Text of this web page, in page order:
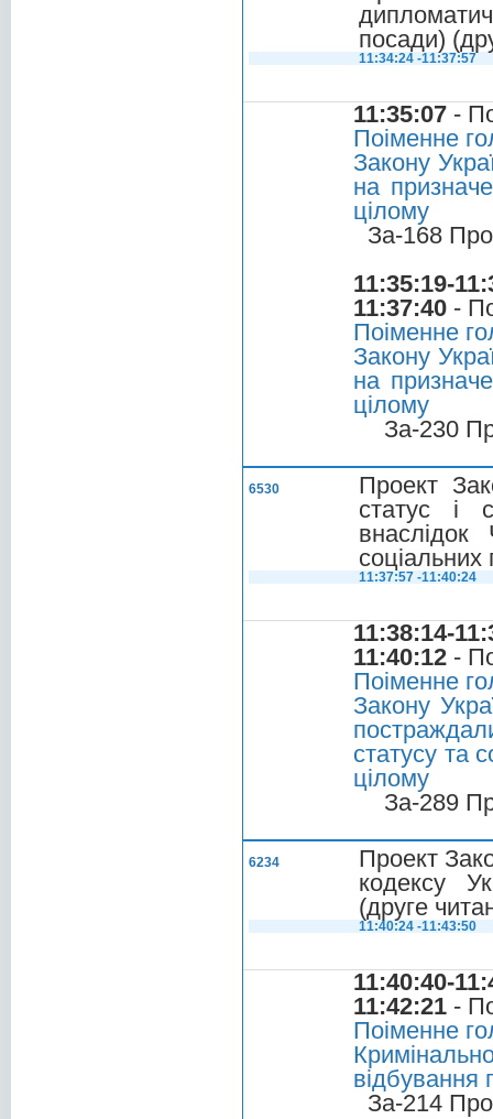
посади)
11:34:24 -11:37:57
11:35:07 -
Поіменне
Закону
на
цілому
За-168
11:35:19-
11:37:40 -
Поіменне
Закону
на
цілому
За-230
6530
Проект
статус і
соціальних
11:37:57 -11:40:24
11:38:14-
11:40:12 -
Поіменне
Закону
статусу та
цілому
За-289
6234
Проект
кодексу
(друге
11:40:24 -11:43:50
11:40:40-
11:42:21 -
Поіменне
відбування
За-214